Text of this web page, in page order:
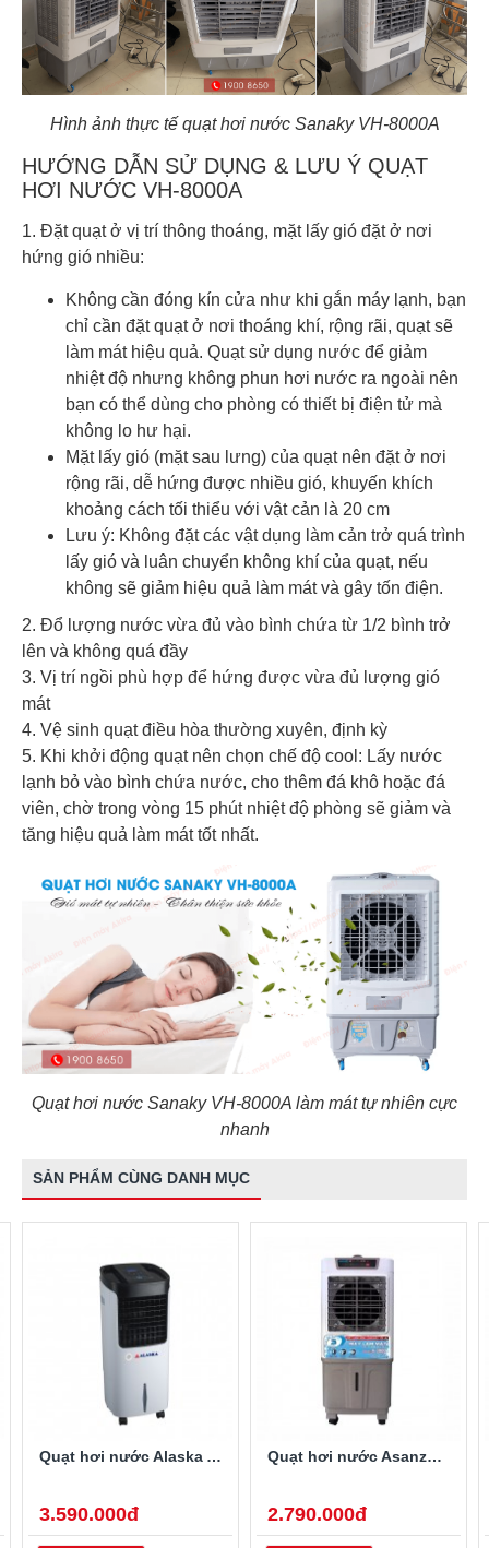
Hình ảnh thực tế quạt hơi nước Sanaky VH-8000A
HƯỚNG DẪN SỬ DỤNG & LƯU Ý QUẠT
HƠI NƯỚC VH-8000A
1. Đặt quạt ở vị trí thông thoáng, mặt lấy gió đặt ở nơi
hứng gió nhiều:
Không cần đóng kín cửa như khi gắn máy lạnh, bạn
chỉ cần đặt quạt ở nơi thoáng khí, rộng rãi, quạt sẽ
làm mát hiệu quả. Quạt sử dụng nước để giảm
nhiệt độ nhưng không phun hơi nước ra ngoài nên
bạn có thể dùng cho phòng có thiết bị điện tử mà
không lo hư hại.
Mặt lấy gió (mặt sau lưng) của quạt nên đặt ở nơi
rộng rãi, dễ hứng được nhiều gió, khuyến khích
khoảng cách tối thiểu với vật cản là 20 cm
Lưu ý: Không đặt các vật dụng làm cản trở quá trình
lấy gió và luân chuyển không khí của quạt, nếu
không sẽ giảm hiệu quả làm mát và gây tốn điện.
2. Đổ lượng nước vừa đủ vào bình chứa từ 1/2 bình trở
lên và không quá đầy
3. Vị trí ngồi phù hợp để hứng được vừa đủ lượng gió
mát
4. Vệ sinh quạt điều hòa thường xuyên, định kỳ
5. Khi khởi động quạt nên chọn chế độ cool: Lấy nước
lạnh bỏ vào bình chứa nước, cho thêm đá khô hoặc đá
viên, chờ trong vòng 15 phút nhiệt độ phòng sẽ giảm và
tăng hiệu quả làm mát tốt nhất.
Quạt hơi nước Sanaky VH-8000A làm mát tự nhiên cực
nhanh
SẢN PHẨM CÙNG DANH MỤC
Quạt hơi nước Alaska A800
3.590.000đ
Quạt hơi nước Asanzo A-3000
2.790.000đ